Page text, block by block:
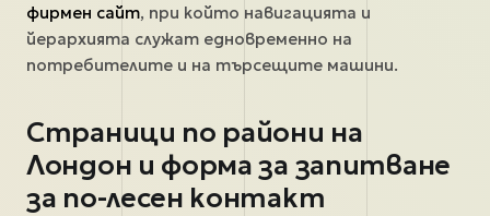
фирмен сайт, при който навигацията и
йерархията служат едновременно на
потребителите и на търсещите машини.
Страници по райони на
Лондон и форма за запитване
за по-лесен контакт